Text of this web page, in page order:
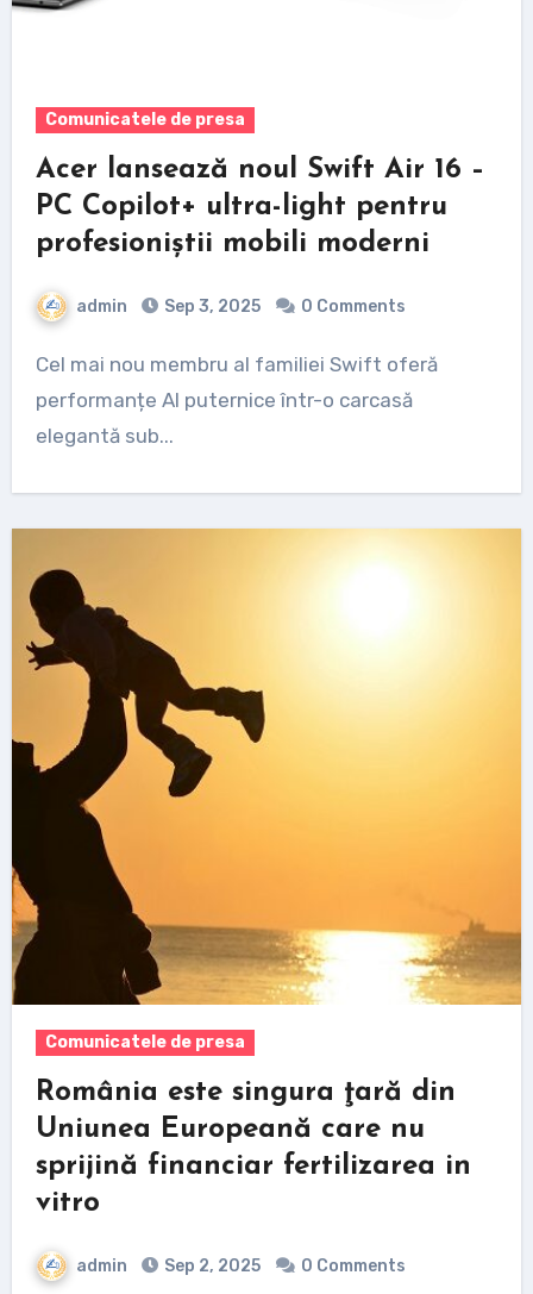
Comunicatele de presa
Acer lansează noul Swift Air 16 –
PC Copilot+ ultra-light pentru
profesioniștii mobili moderni
admin Sep 3, 2025 0 Comments
Cel mai nou membru al familiei Swift oferă
performanțe AI puternice într-o carcasă
elegantă sub...
Comunicatele de presa
România este singura ţară din
Uniunea Europeană care nu
sprijină financiar fertilizarea in
vitro
admin Sep 2, 2025 0 Comments